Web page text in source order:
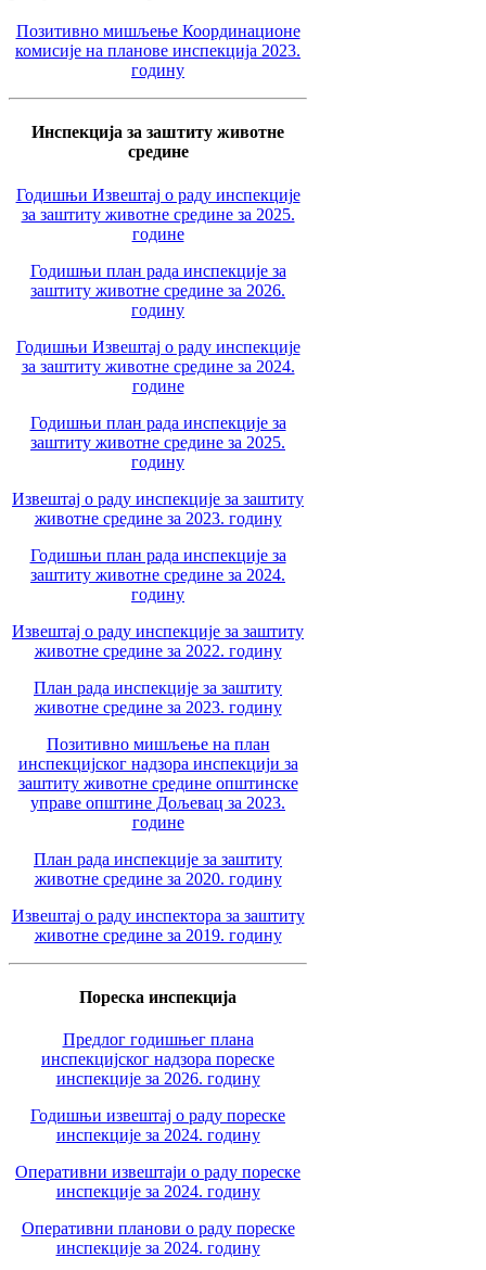
Позитивно мишљење Координационе
комисије на планове инспекција 2023.
годину
Инспекција за заштиту животне
средине
Годишњи Извештај о раду инспекције
за заштиту животне средине за 2025.
године
Годишњи план рада инспекције за
заштиту животне средине за 2026.
годину
Годишњи Извештај о раду инспекције
за заштиту животне средине за 2024.
године
Годишњи план рада инспекције за
заштиту животне средине за 2025.
годину
Извештај о раду инспекције за заштиту
животне средине за 2023. годину
Годишњи план рада инспекције за
заштиту животне средине за 2024.
годину
Извештај о раду инспекције за заштиту
животне средине за 2022. годину
План рада инспекције за заштиту
животне средине за 2023. годину
Позитивно мишљење на план
инспекцијског надзора инспекцији за
заштиту животне средине општинске
управе општине Дољевац за 2023.
године
План рада инспекције за заштиту
животне средине за 2020. годину
Извештај о раду инспектора за заштиту
животне средине за 2019. годину
Пореска инспекција
Предлог годишњег плана
инспекцијског надзора пореске
инспекције за 2026. годину
Годишњи извештај о раду пореске
инспекције за 2024. годину
Оперативни извештаји о раду пореске
инспекције за 2024. годину
Оперативни планови о раду пореске
инспекције за 2024. годину